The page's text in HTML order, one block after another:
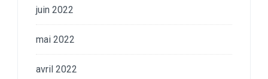
juin 2022
mai 2022
avril 2022